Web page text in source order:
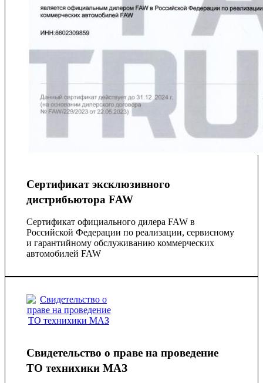
Сертификат эксклюзивного
дистрибьютора FAW
Сертификат официального дилера FAW в
Российской Федерации по реализации, сервисному
и гарантийному обслуживанию коммерческих
автомобилей FAW
Свидетельство о праве на проведение
ТО технихики МАЗ